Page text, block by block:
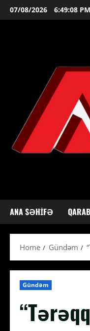
Skip
to
07/08/2026 6:49:09 PM
ANA SƏHIFƏ
Home Gündəm
Gündəm